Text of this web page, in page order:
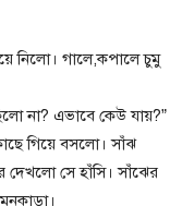
নিলো। গালে,কপালে চুমু
না? এভাবে কেউ যায়?”
গিয়ে বসলো। সাঁঝ
দেখলো সে হাঁসি।‌ সাঁঝের